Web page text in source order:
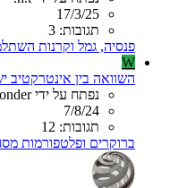
17/3/25
תגובות: 3
פנסיה, גמל וקרנות
W
השוואה בין אינטרקטיב
נפתח על ידי wonder
7/8/24
תגובות: 12
ברוקרים ופלטפורמות